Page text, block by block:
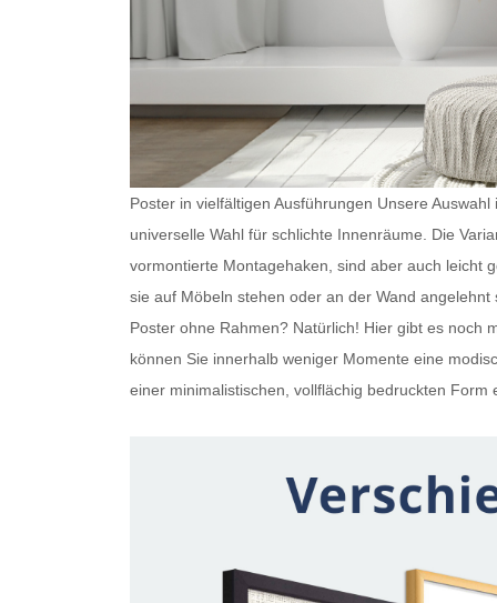
Poster in vielfältigen Ausführungen Unsere
universelle Wahl für schlichte Innenräume. Die
vormontierte Montagehaken, sind aber auch leicht
sie auf Möbeln stehen oder an der Wand
Poster ohne Rahmen? Natürlich! Hier gibt es noch
können Sie innerhalb weniger Momente eine
einer minimalistischen, vollflächig bedruckten Form